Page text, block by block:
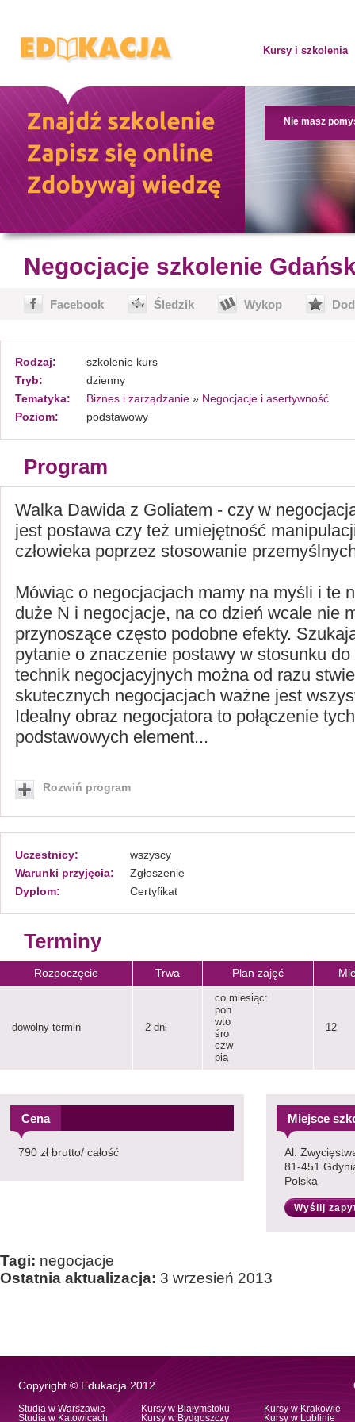
Kursy i szkolenia
Nie masz
Negocjacje szkolenie
Facebook Śledzik Wykop
Rodzaj:
szkolenie kurs
Tryb:
dzienny
Tematyka:
Biznes i zarządzanie » Negocjacje i asertywność
Poziom:
podstawowy
Program
Walka Dawida z Goliatem - czy w
jest postawa czy też umiejętność
człowieka poprzez stosowanie
Mówiąc o negocjacjach mamy na myśli i te
duże N i negocjacje, na co dzień wcale nie
przynoszące często podobne efekty.
pytanie o znaczenie postawy w stosunku
technik negocjacyjnych można od razu
skutecznych negocjacjach ważne jest
Idealny obraz negocjatora to połączenie
podstawowych element...
Rozwiń program
Uczestnicy:
wszyscy
Warunki przyjęcia:
Zgłoszenie
Dyplom:
Certyfikat
Terminy
Rozpoczęcie Trwa Plan zajęć
dowolny termin 2 dni
co miesiąc:
pon
wto
śro
czw
pią
12
Cena
790 zł brutto/ całość
Miejsce
Al.
81-451
Polska
Wyślij
Tagi: negocjacje
Ostatnia aktualizacja: 3 wrzesień 2013
Copyright © Edukacja 2012
Studia w Warszawie
Studia w Katowicach
Kursy w Białymstoku
Kursy w Bydgoszczy
Kursy w Krakowie
Kursy w Lublinie